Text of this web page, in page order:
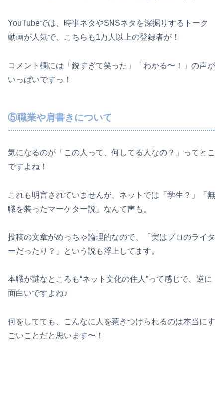
YouTubeでは、時事ネタやSNSネタを深掘りするトーク
動画が人気で、こちらも1万人以上の登録者が！
コメント欄には「鋭すぎて笑った」「わかる〜！」の声が
いっぱいですっ！
⑤職業や肩書きについて
気になるのが「この人って、何してる人なの？」ってとこ
ですよね！
これも明言されていませんが、ネットでは「学生？」「無
職を装ったマーケター説」なんて声も。
投稿の文章がめっちゃ論理的なので、「実はプロのライタ
ーだったり？」という説も浮上してます。
本職が謎なところも“ネット文化の住人”って感じで、逆に
面白いですよね♪
何をしてても、こんなに人を惹きつけられるのは本当にす
ごいことだと思います〜！